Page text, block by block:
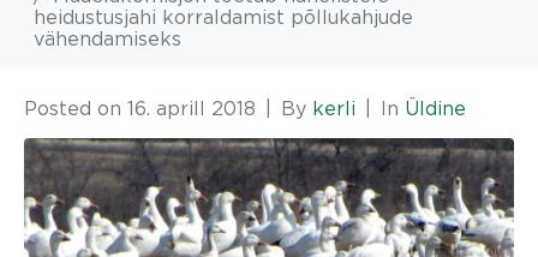
heidustusjahi korraldamist põllukahjude
vähendamiseks
Posted on 16. aprill 2018 By kerli In Üldine